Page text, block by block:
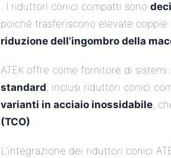
. I riduttori conici compatti sono
poiché trasferiscono elevate
riduzione dell’ingombro della
ATEK offre come fornitore di sistemi
standard, inclusi riduttori conici
varianti in acciaio inossidabile,
(TCO).
L’integrazione dei riduttori conici